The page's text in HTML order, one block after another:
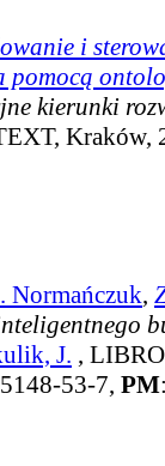
i
pomocą
kierunki
Kraków,
Normańczuk,
J. ,
53-7, PM